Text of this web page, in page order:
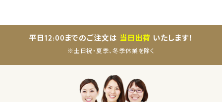
平日12:00までのご注文は 当日出荷 いたします！
※土日祝・夏季、冬季休業を除く